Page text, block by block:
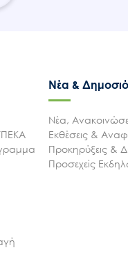
Νέα &
Νέα,
Εκθέσεις &
Προκηρύξεις &
Προσεχείς